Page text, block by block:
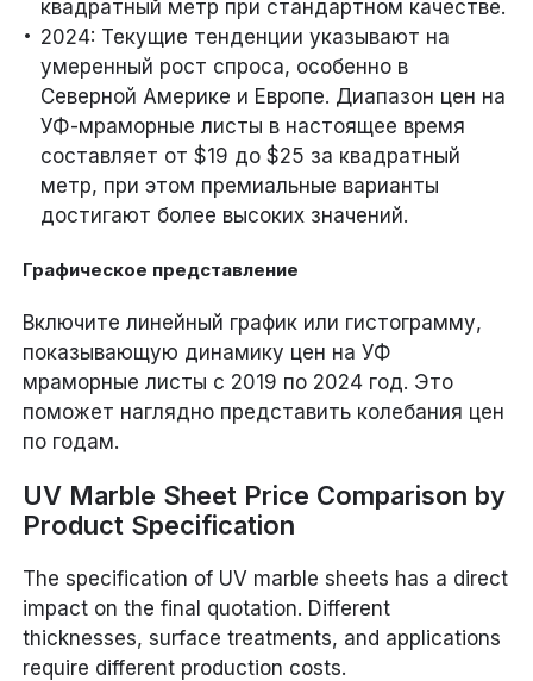
квадратный метр при стандартном качестве.
2024: Текущие тенденции указывают на
умеренный рост спроса, особенно в
Северной Америке и Европе. Диапазон цен на
УФ-мраморные листы в настоящее время
составляет от $19 до $25 за квадратный
метр, при этом премиальные варианты
достигают более высоких значений.
Графическое представление
Включите линейный график или гистограмму,
показывающую динамику цен на УФ
мраморные листы с 2019 по 2024 год. Это
поможет наглядно представить колебания цен
по годам.
UV Marble Sheet Price Comparison by
Product Specification
The specification of UV marble sheets has a direct
impact on the final quotation. Different
thicknesses, surface treatments, and applications
require different production costs.